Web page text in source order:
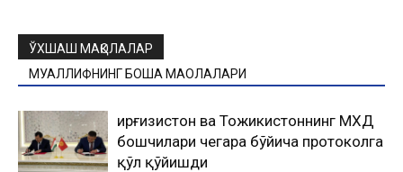
ЎХШАШ МАҚОЛАЛАР
МУАЛЛИФНИНГ БОШҚА МАҚОЛАЛАРИ
Қирғизистон ва Тожикистоннинг МХДҚ
бошчилари чегара бўйича протоколга
қўл қўйишди